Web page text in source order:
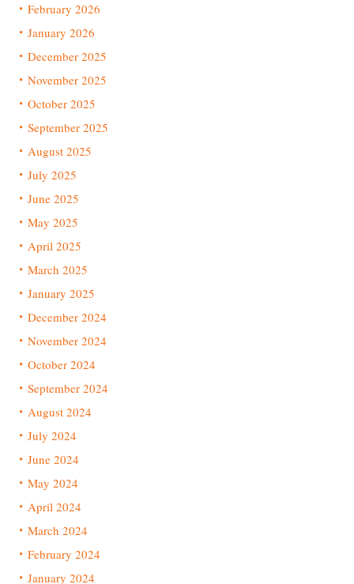
February 2026
January 2026
December 2025
November 2025
October 2025
September 2025
August 2025
July 2025
June 2025
May 2025
April 2025
March 2025
January 2025
December 2024
November 2024
October 2024
September 2024
August 2024
July 2024
June 2024
May 2024
April 2024
March 2024
February 2024
January 2024